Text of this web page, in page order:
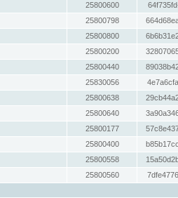
25800600
25800798
25800800
25800200
25800440
25830056
25800638
25800640
25800177
25800400
25800558
25800560